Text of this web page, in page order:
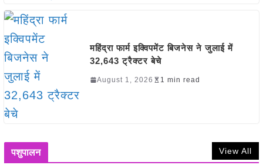
महिंद्रा फार्म इक्विपमेंट बिजनेस ने जुलाई में
32,643 ट्रैक्टर बेचे
August 1, 2026 1 min read
पशुपालन View All